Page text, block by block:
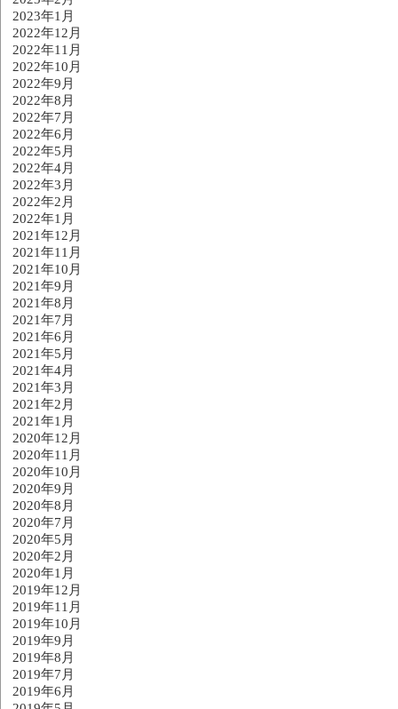
2023年1月
2022年12月
2022年11月
2022年10月
2022年9月
2022年8月
2022年7月
2022年6月
2022年5月
2022年4月
2022年3月
2022年2月
2022年1月
2021年12月
2021年11月
2021年10月
2021年9月
2021年8月
2021年7月
2021年6月
2021年5月
2021年4月
2021年3月
2021年2月
2021年1月
2020年12月
2020年11月
2020年10月
2020年9月
2020年8月
2020年7月
2020年5月
2020年2月
2020年1月
2019年12月
2019年11月
2019年10月
2019年9月
2019年8月
2019年7月
2019年6月